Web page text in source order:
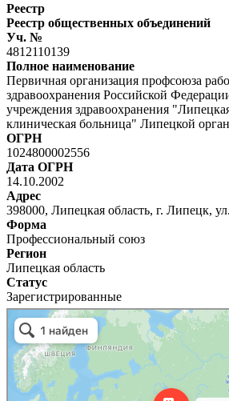
Реестр
Реестр общественных объединений
Уч. №
4812110139
Полное наименование
Первичная организация профсоюза
здравоохранения Российской
учреждения здравоохранения
клиническая больница" Липецкой
ОГРН
1024800002556
Дата ОГРН
14.10.2002
Адрес
398000, Липецкая область, г. Липецк,
Форма
Профессиональный союз
Регион
Липецкая область
Статус
Зарегистрированные